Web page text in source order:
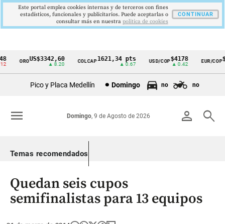
Cintillo
Colombia
OROUS$3342,60
▲ 8.20
COLCAP1621,34 pts
▲ 0.67
USD/COP$4178
▲ 0.42
EUR/COP
Pico y Placa Medellín Domingo no no
person search
Domingo, 9 de Agosto de 2026
menu
Temas recomendados
Quedan seis cupos
semifinalistas para 13 equipos
Este portal emplea cookies internas y de terceros con fines
estadísticos, funcionales y publicitarios. Puede aceptarlas o
consultar más en nuestra politica de cookies
CONTINUAR